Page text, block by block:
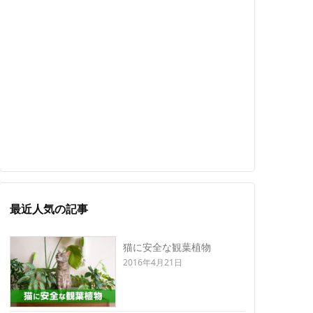
最近人気の記事
猫に安全な観葉植物
2016年4月21日